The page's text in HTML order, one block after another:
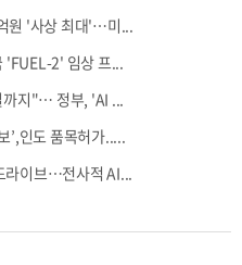
원 '사상 최대'…미...
'FUEL-2' 임상 프...
까지"… 정부, 'AI ...
’,인도 품목허가.....
라이브…전사적 AI...